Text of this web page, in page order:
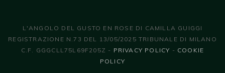
L'ANGOLO DEL GUSTO EN ROSE DI CAMILLA GUIGGI
REGISTRAZIONE N.73 DEL 13/05/2025 TRIBUNALE DI MILANO
C.F. GGGCLL75L69F205Z - PRIVACY POLICY - COOKIE
POLICY